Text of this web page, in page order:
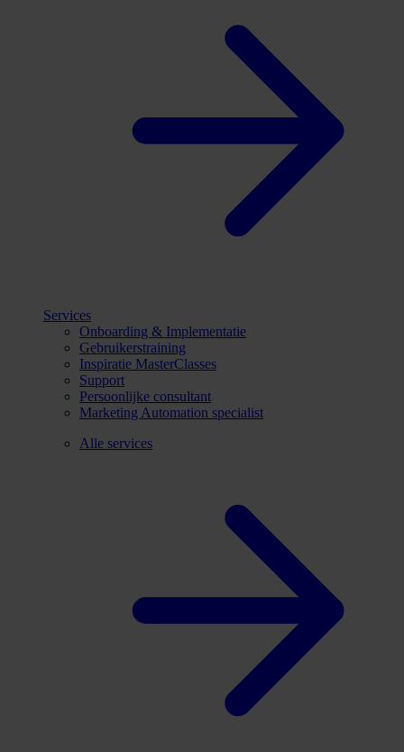
Services
Onboarding & Implementatie
Gebruikerstraining
Inspiratie MasterClasses
Support
Persoonlijke consultant
Marketing Automation specialist
Alle services